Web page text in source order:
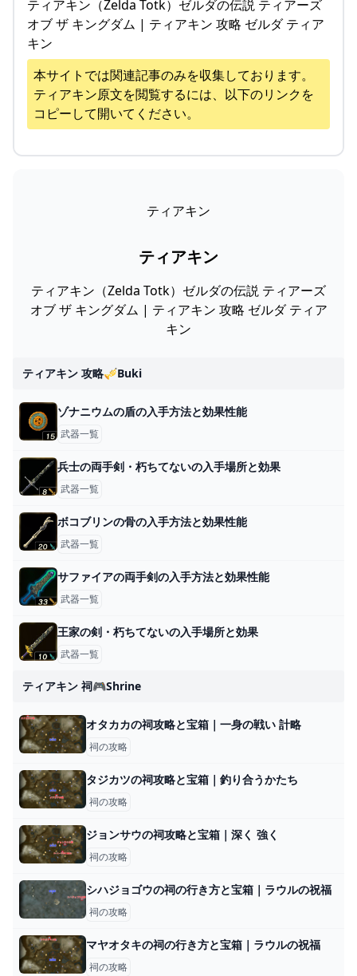
ティアキン（Zelda Totk）ゼルダの伝説 ティアーズ
オブ ザ キングダム | ティアキン 攻略 ゼルダ ティア
キン
本サイトでは関連記事のみを収集しております。
ティアキン原文を閲覧するには、以下のリンクを
コピーして開いてください。
ティアキン
ティアキン
ティアキン（Zelda Totk）ゼルダの伝説 ティアーズ
オブ ザ キングダム | ティアキン 攻略 ゼルダ ティア
キン
ティアキン 攻略🎺buki
ゾナニウムの盾の入手方法と効果性能
武器一覧
兵士の両手剣・朽ちてないの入手場所と効果
武器一覧
ボコブリンの骨の入手方法と効果性能
武器一覧
サファイアの両手剣の入手方法と効果性能
武器一覧
王家の剣・朽ちてないの入手場所と効果
武器一覧
ティアキン 祠🎮shrine
オタカカの祠攻略と宝箱｜一身の戦い 計略
祠の攻略
タジカツの祠攻略と宝箱｜釣り合うかたち
祠の攻略
ジョンサウの祠攻略と宝箱｜深く 強く
祠の攻略
シハジョゴウの祠の行き方と宝箱｜ラウルの祝福
祠の攻略
マヤオタキの祠の行き方と宝箱｜ラウルの祝福
祠の攻略